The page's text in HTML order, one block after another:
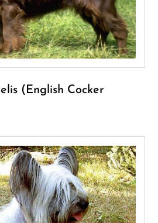
(English Cocker